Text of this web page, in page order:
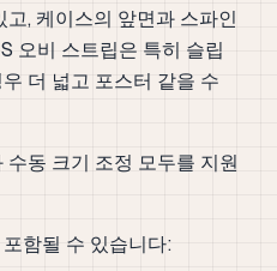
, 케이스의 앞면과 스파인
오비 스트립은 특히 슬립
더 넓고 포스터 같을 수
동 크기 조정 모두를 지원
함될 수 있습니다: